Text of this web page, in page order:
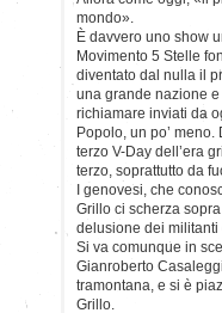
mondo».
È davvero uno show
Movimento 5 Stelle
diventato dal nulla il
una grande nazione
richiamare inviati da
Popolo, un po’ meno.
terzo V-Day dell’era
terzo, soprattutto da
I genovesi, che
Grillo ci scherza
delusione dei militanti
Si va comunque in
Gianroberto
tramontana, e si è
Grillo.